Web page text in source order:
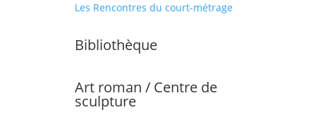
Les Rencontres du court-métrage
Bibliothèque
Art roman / Centre de
sculpture